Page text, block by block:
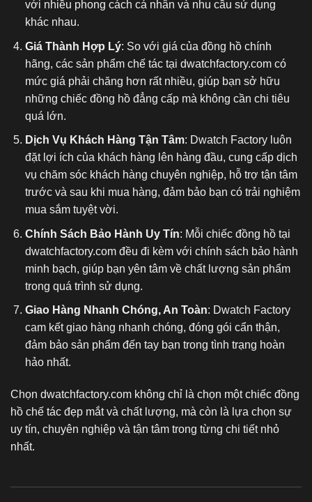
với nhiều phong cách cá nhân và nhu cầu sử dụng
khác nhau.
Giá Thành Hợp Lý: So với giá của đồng hồ chính
hãng, các sản phẩm chế tác tại dwatchfactory.com có
mức giá phải chăng hơn rất nhiều, giúp bạn sở hữu
những chiếc đồng hồ đẳng cấp mà không cần chi tiêu
quá lớn.
Dịch Vụ Khách Hàng Tận Tâm: Dwatch Factory luôn
đặt lợi ích của khách hàng lên hàng đầu, cung cấp dịch
vụ chăm sóc khách hàng chuyên nghiệp, hỗ trợ tận tâm
trước và sau khi mua hàng, đảm bảo bạn có trải nghiệm
mua sắm tuyệt vời.
Chính Sách Bảo Hành Uy Tín: Mỗi chiếc đồng hồ tại
dwatchfactory.com đều đi kèm với chính sách bảo hành
minh bạch, giúp bạn yên tâm về chất lượng sản phẩm
trong quá trình sử dụng.
Giao Hàng Nhanh Chóng, An Toàn: Dwatch Factory
cam kết giao hàng nhanh chóng, đóng gói cẩn thận,
đảm bảo sản phẩm đến tay bạn trong tình trạng hoàn
hảo nhất.
Chọn dwatchfactory.com không chỉ là chọn một chiếc đồng
hồ chế tác đẹp mắt và chất lượng, mà còn là lựa chọn sự
uy tín, chuyên nghiệp và tận tâm trong từng chi tiết nhỏ
nhất.